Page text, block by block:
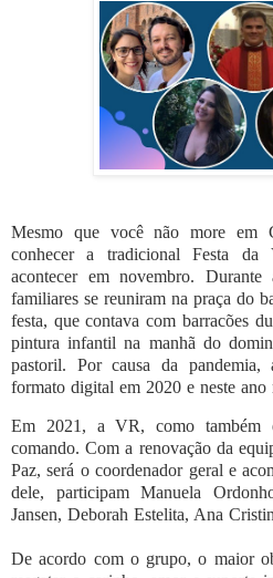
Mesmo que você não more em
conhecer a tradicional Festa da
acontecer em novembro.
familiares se reuniram na praça do
festa, que contava com barracões
pintura infantil na manhã do
pastoril. Por causa da
formato digital em 2020 e neste ano
Em 2021, a VR, como também
comando. Com a renovação da
Paz, será o coordenador geral e
dele, participam Manuela
Jansen, Deborah Estelita, Ana
De acordo com o grupo, o maior